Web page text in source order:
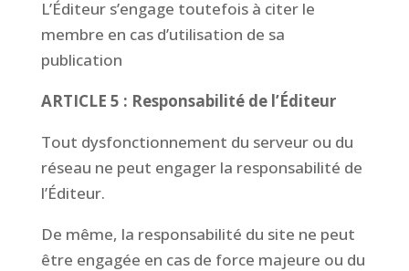
L’Éditeur s’engage toutefois à citer le
membre en cas d’utilisation de sa
publication
ARTICLE 5 : Responsabilité de l’Éditeur
Tout dysfonctionnement du serveur ou du
réseau ne peut engager la responsabilité de
l’Éditeur.
De même, la responsabilité du site ne peut
être engagée en cas de force majeure ou du